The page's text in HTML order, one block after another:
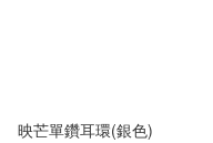
映芒單鑽耳環(銀色)